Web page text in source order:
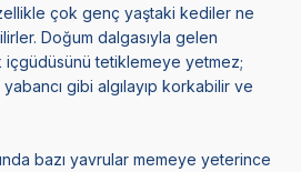
çok genç yaştaki kediler ne
Doğum dalgasıyla gelen
tetiklemeye yetmez;
gibi algılayıp korkabilir ve
bazı yavrular memeye yeterince